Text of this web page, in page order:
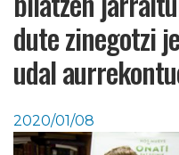
dute zinegotzi
udal
2020/01/08